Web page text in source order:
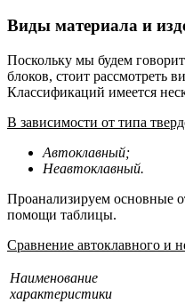
Виды материала и
Поскольку мы будем
блоков, стоит рассмотреть
Классификаций имеется
В зависимости от типа
Автоклавный;
Неавтоклавный.
Проанализируем основные
помощи таблицы.
Сравнение автоклавного и
Наименование
характеристики